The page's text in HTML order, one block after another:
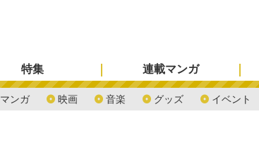
マンガ 映画 音楽 グッズ イベント
特集 連載マンガ